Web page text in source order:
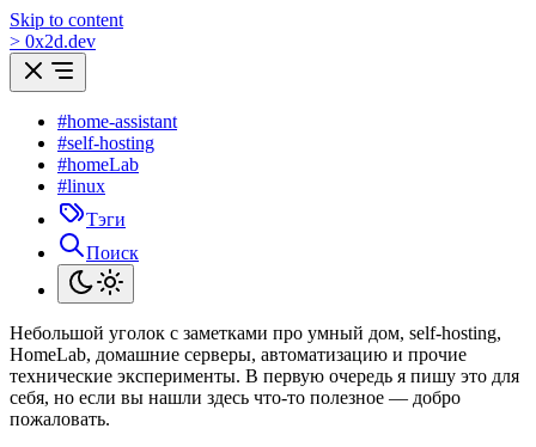
Skip to content
> 0x2d.dev
#home-assistant
#self-hosting
#homeLab
#linux
Тэги
Поиск
Небольшой уголок с заметками про умный дом, self-hosting,
HomeLab, домашние серверы, автоматизацию и прочие
технические эксперименты. В первую очередь я пишу это для
себя, но если вы нашли здесь что-то полезное — добро
пожаловать.